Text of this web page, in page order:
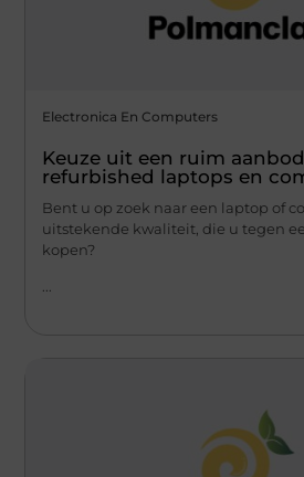
Electronica En Computers
Keuze uit een ruim
refurbished laptops en
Bent u op zoek naar een laptop of
uitstekende kwaliteit, die u tegen
kopen?